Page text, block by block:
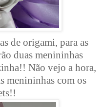
de origami, para as
duas menininhas
Não vejo a hora,
menininhas com os